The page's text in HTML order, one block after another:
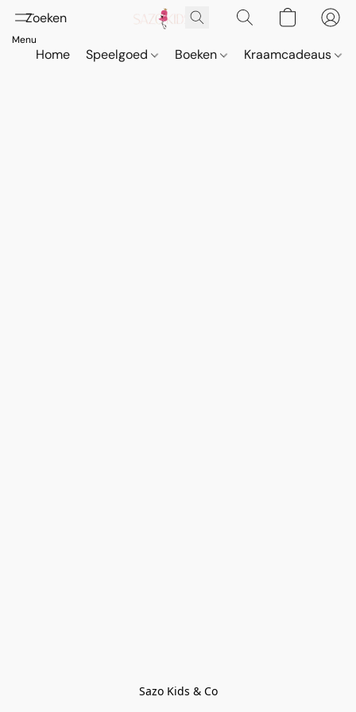
Home Speelgoed Boeken Kraamcadeaus
Sazo Kids & Co